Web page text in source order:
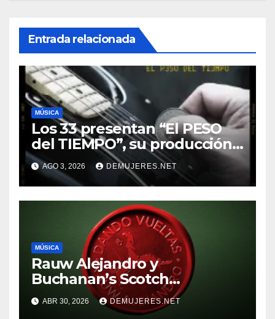
Entrada relacionada
MÚSICA
Los 33 presentan “El PESO
del TIEMPO”, su producción
discográfica número 16. Y
anuncian gira internacional
por Sudamérica
AGO 3, 2026 DEMUJERES.NET
MÚSICA
Rauw Alejandro y
Buchanan’s Scotch
Whiskymarcan un hito para
la música
ABR 30, 2026 DEMUJERES.NET